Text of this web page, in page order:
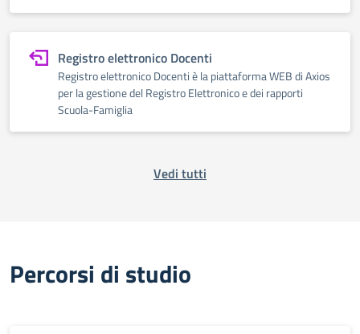
Registro elettronico Docenti
Registro elettronico Docenti è la piattaforma WEB di Axios
per la gestione del Registro Elettronico e dei rapporti
Scuola-Famiglia
Vedi tutti
Percorsi di studio